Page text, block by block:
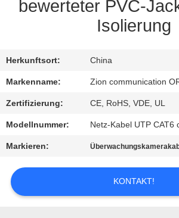
ZITAT
SITEMAP
POLICY
bewerteter PVC-
Isolierung
Herkunftsort: China
Markenname: Zion communication
Zertifizierung: CE, RoHS, VDE, UL
Modellnummer: Netz-Kabel UTP CAT6
Markieren:
KONTAKT!